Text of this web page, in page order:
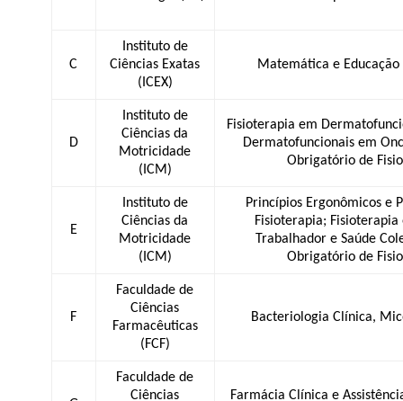
C
Instituto de
Ciências Exatas
(ICEX)
Matemática e
D
Instituto de
Ciências da
Motricidade
(ICM)
Fisioterapia em
Dermatofuncionais em
Obrigatório de
E
Instituto de
Ciências da
Motricidade
(ICM)
Princípios Ergonômicos e
Fisioterapia; Fisioterapia
Trabalhador e Saúde
Obrigatório de
F
Faculdade de
Ciências
Farmacêuticas
(FCF)
Bacteriologia Clínica,
Faculdade de
Ciências
Farmácia Clínica e